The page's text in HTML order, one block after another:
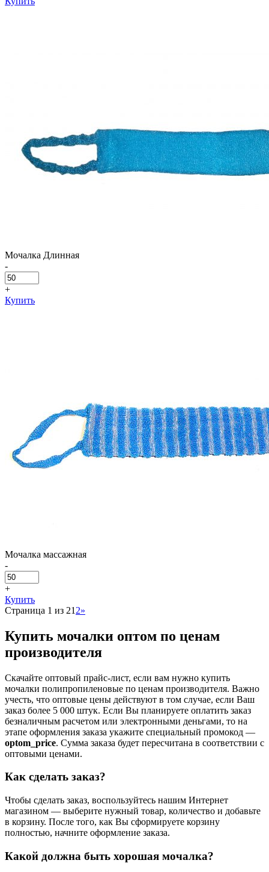
Мочалка Длинная
-
+
Купить
Мочалка массажная
-
+
Купить
Страница 1 из 21 2»
Купить мочалки оптом по ценам
производителя
Скачайте оптовый прайс-лист, если вам нужно купить
мочалки полипропиленовые по ценам производителя. Важно
учесть, что оптовые цены действуют в том случае, если Ваш
заказ более 5 000 штук. Если Вы планируете оплатить заказ
безналичным расчетом или электронными деньгами, то на
этапе оформления заказа укажите специальный промокод —
optom_price. Сумма заказа будет пересчитана в соответствии с
оптовыми ценами.
Как сделать заказ?
Чтобы сделать заказ, воспользуйтесь нашим Интернет
магазином — выберите нужный товар, количество и добавьте
в корзину. После того, как Вы сформируете корзину
полностью, начните оформление заказа.
Какой должна быть хорошая мочалка?